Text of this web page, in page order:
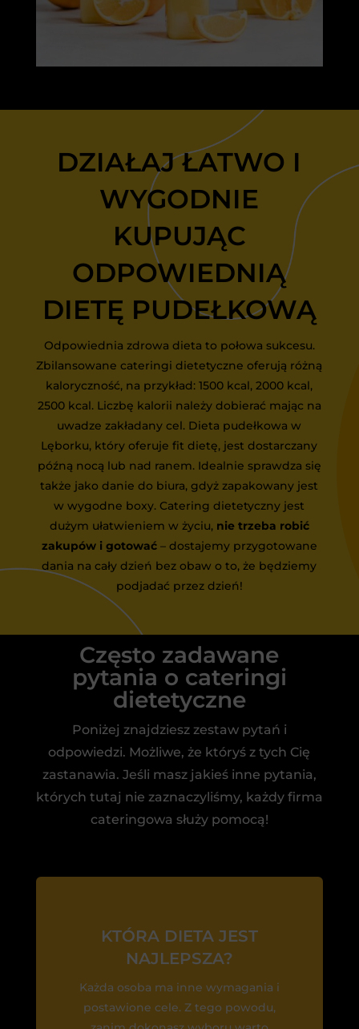
DZIAŁAJ ŁATWO I
WYGODNIE
KUPUJĄC
ODPOWIEDNIĄ
DIETĘ PUDEŁKOWĄ
Odpowiednia zdrowa dieta to połowa sukcesu.
Zbilansowane cateringi dietetyczne oferują różną
kaloryczność, na przykład: 1500 kcal, 2000 kcal,
2500 kcal. Liczbę kalorii należy dobierać mając na
uwadze zakładany cel. Dieta pudełkowa w
Lęborku, który oferuje fit dietę, jest dostarczany
późną nocą lub nad ranem. Idealnie sprawdza się
także jako danie do biura, gdyż zapakowany jest
w wygodne boxy. Catering dietetyczny jest
dużym ułatwieniem w życiu, nie trzeba robić
zakupów i gotować– dostajemy przygotowane
dania na cały dzień bez obaw o to, że będziemy
podjadać przez dzień!
Często zadawane
pytania o cateringi
dietetyczne
Poniżej znajdziesz zestaw pytań i
odpowiedzi. Możliwe, że któryś z tych Cię
zastanawia. Jeśli masz jakieś inne pytania,
których tutaj nie zaznaczyliśmy, każdy firma
cateringowa służy pomocą!
KTÓRA DIETA JEST
NAJLEPSZA?
Każda osoba ma inne wymagania i
postawione cele. Z tego powodu,